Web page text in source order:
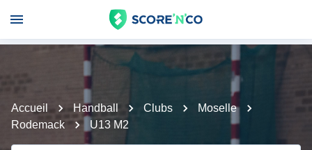
Accueil Handball Clubs
Moselle
Rodemack
U13 M2